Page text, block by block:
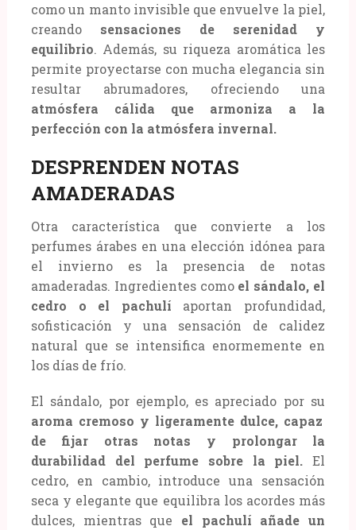
como un manto invisible que envuelve la piel,
creando sensaciones de serenidad y
equilibrio. Además, su riqueza aromática les
permite proyectarse con mucha elegancia sin
resultar abrumadores, ofreciendo una
atmósfera cálida que armoniza a la
perfección con la atmósfera invernal.
DESPRENDEN NOTAS
AMADERADAS
Otra característica que convierte a los
perfumes árabes en una elección idónea para
el invierno es la presencia de notas
amaderadas. Ingredientes como el sándalo, el
cedro o el pachulí aportan profundidad,
sofisticación y una sensación de calidez
natural que se intensifica enormemente en
los días de frío.
El sándalo, por ejemplo, es apreciado por su
aroma cremoso y ligeramente dulce, capaz
de fijar otras notas y prolongar la
durabilidad del perfume sobre la piel. El
cedro, en cambio, introduce una sensación
seca y elegante que equilibra los acordes más
dulces, mientras que el pachulí añade un